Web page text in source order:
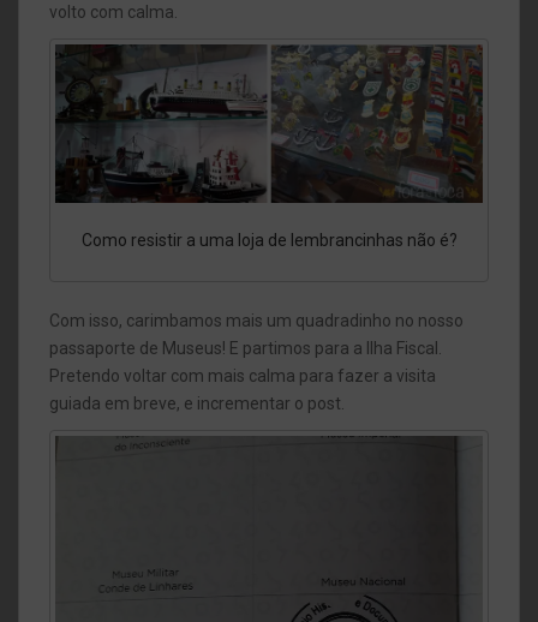
volto com calma.
Como resistir a uma loja de lembrancinhas não é?
Com isso, carimbamos mais um quadradinho no nosso
passaporte de Museus! E partimos para a Ilha Fiscal.
Pretendo voltar com mais calma para fazer a visita
guiada em breve, e incrementar o post.